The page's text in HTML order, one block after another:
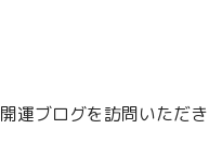
運ブログを訪問いただ